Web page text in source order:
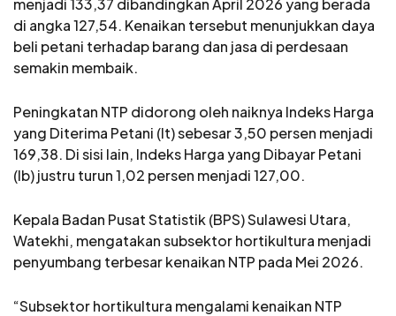
di angka 127,54. Kenaikan tersebut menunjukkan daya
beli petani terhadap barang dan jasa di perdesaan
semakin membaik.
Peningkatan NTP didorong oleh naiknya Indeks Harga
yang Diterima Petani (It) sebesar 3,50 persen menjadi
169,38. Di sisi lain, Indeks Harga yang Dibayar Petani
(Ib) justru turun 1,02 persen menjadi 127,00.
Kepala Badan Pusat Statistik (BPS) Sulawesi Utara,
Watekhi, mengatakan subsektor hortikultura menjadi
penyumbang terbesar kenaikan NTP pada Mei 2026.
“Subsektor hortikultura mengalami kenaikan NTP